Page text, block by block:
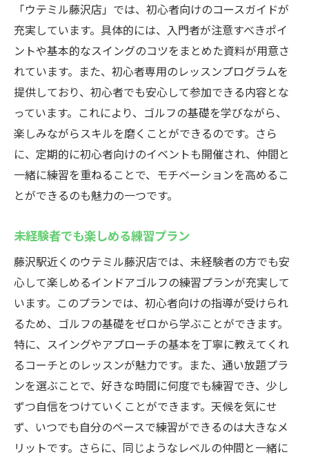
「ウテミル藤沢店」では、初心者向けのコースガイドが
充実しています。具体的には、入門者が注意すべきポイ
ントや基本的なスイングのコツをまとめた資料が用意さ
れています。また、初心者専用のレッスンプログラムを
提供しており、初心者でも安心して参加できる内容とな
っています。これにより、ゴルフの基礎を学びながら、
楽しみながらスキルを磨くことができるのです。さら
に、定期的に初心者向けのイベントも開催され、仲間と
一緒に練習を重ねることで、モチベーションを高めるこ
とができるのも魅力の一つです。
未経験者でも楽しめる練習プラン
藤沢駅近くのウテミル藤沢店では、未経験者の方でも安
心して楽しめるインドアゴルフの練習プランが充実して
います。このプランでは、初心者向けの指導が受けられ
るため、ゴルフの基礎をゼロから学ぶことができます。
特に、スイングやアプローチの基本を丁寧に教えてくれ
るコーチとのレッスンが魅力です。また、通い放題プラ
ンを選ぶことで、好きな時間に何度でも練習でき、少し
ずつ自信をつけていくことができます。天候を気にせ
ず、いつでも自分のペースで練習ができるのは大きなメ
リットです。さらに、同じようなレベルの仲間と一緒に